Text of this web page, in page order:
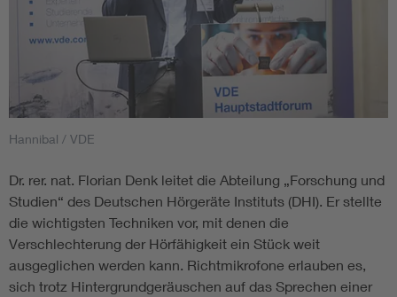
Hannibal / VDE
Dr. rer. nat. Florian Denk leitet die Abteilung „Forschung und
Studien“ des Deutschen Hörgeräte Instituts (DHI). Er stellte
die wichtigsten Techniken vor, mit denen die
Verschlechterung der Hörfähigkeit ein Stück weit
ausgeglichen werden kann. Richtmikrofone erlauben es,
sich trotz Hintergrundgeräuschen auf das Sprechen einer